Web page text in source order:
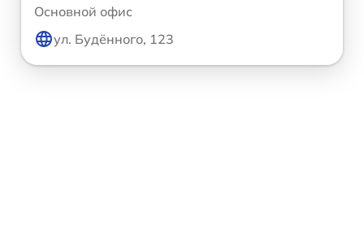
Основной офис
ул. Будённого, 123